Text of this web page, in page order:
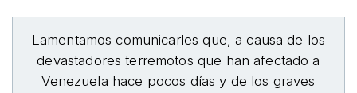
Lamentamos comunicarles que, a causa de los
devastadores terremotos que han afectado a
Venezuela hace pocos días y de los graves